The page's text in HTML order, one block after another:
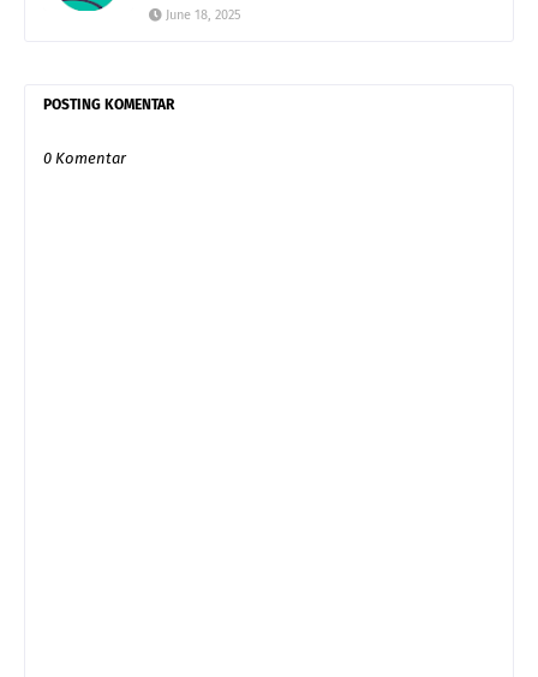
June 18, 2025
POSTING KOMENTAR
0 Komentar